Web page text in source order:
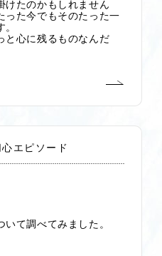
けたのかもしれません
った今でもそのたった一
と心に残るものなんだ
エピソード
て調べてみました。